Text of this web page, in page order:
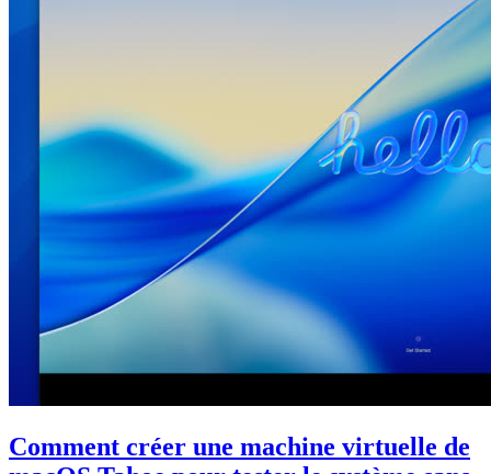
Comment créer une machine virtuelle de